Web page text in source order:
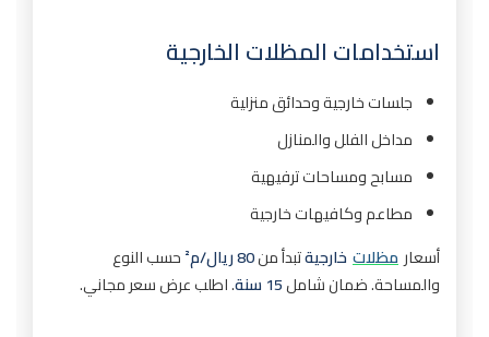
استخدامات المظلات الخارجية
جلسات خارجية وحدائق منزلية
مداخل الفلل والمنازل
مسابح ومساحات ترفيهية
مطاعم وكافيهات خارجية
أسعار مظلات خارجيةتبدأ من80 ريال/م²
حسب النوع
والمساحة. ضمان شامل15 سنة . اطلب عرض سعر مجاني.